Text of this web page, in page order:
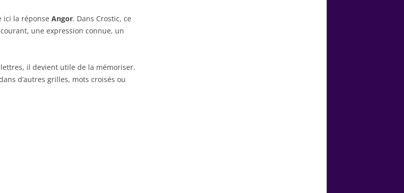
ici la réponse Angor. Dans Crostic, ce
une expression connue, un
il devient utile de la mémoriser.
d’autres grilles, mots croisés ou